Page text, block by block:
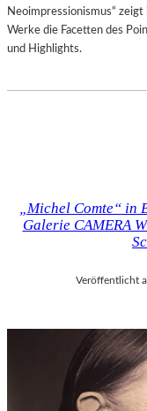
Neoimpressionismus“
Werke die Facetten des
und Highlights.
„Michel Comte“ in
Galerie CAMERA
Veröffentlicht